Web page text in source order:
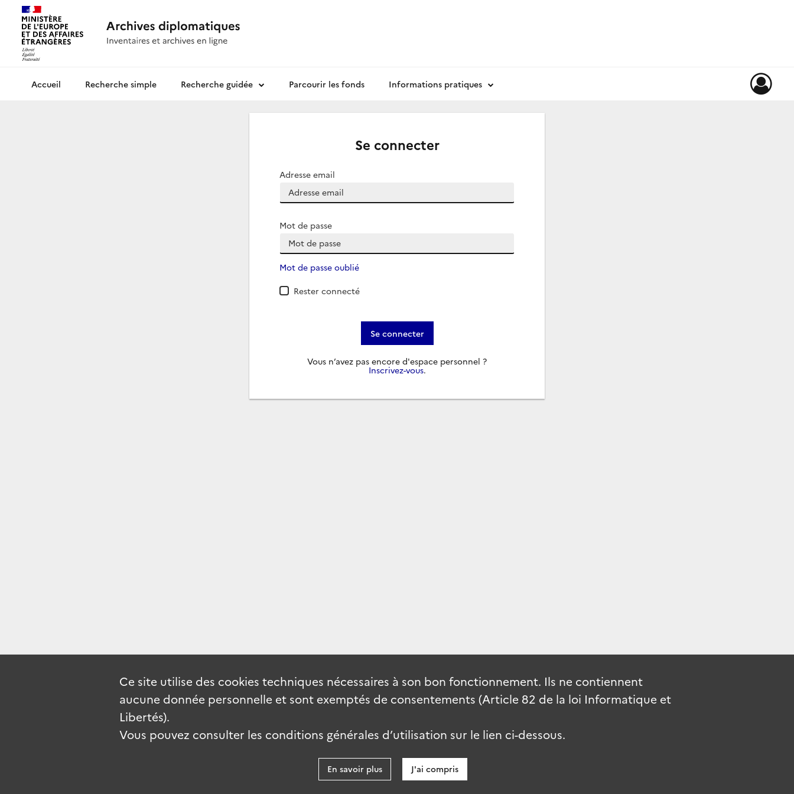
Archives diplomatiquesRecherche simple Recherche guidée Parcourir les fonds Informations pratiques
Se connecter
Adresse email
Mot de passe
Mot de passe oublié
Rester connecté
Se connecter
Vous n’avez pas encore d'espace personnel ?
Inscrivez-vous.
Ce site utilise des cookies techniques nécessaires à son bon fonctionnement. Ils ne contiennent
aucune donnée personnelle et sont exemptés de consentements (Article 82 de la loi Informatique et
Libertés).
Vous pouvez consulter les conditions générales d’utilisation sur le lien ci-dessous.
En savoir plus J'ai compris